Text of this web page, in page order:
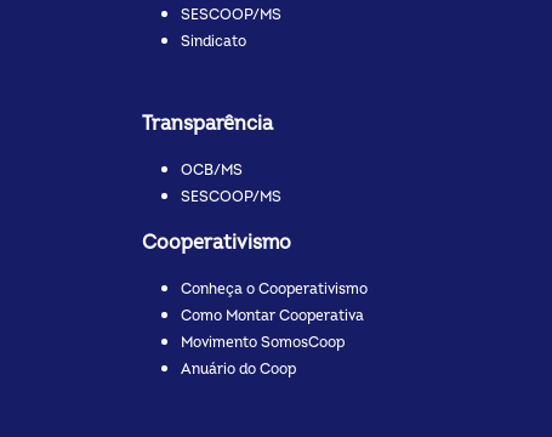
SESCOOP/MS
Sindicato
Transparência
OCB/MS
SESCOOP/MS
Cooperativismo
Conheça o Cooperativismo
Como Montar Cooperativa
Movimento SomosCoop
Anuário do Coop